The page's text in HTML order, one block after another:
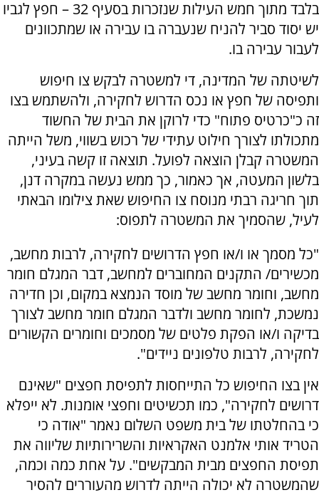
בלבד מתוך חמש העילות שנזכרות בסעיף 32 – חפץ לגביו
יש יסוד סביר להניח שנעברה בו עבירה או שמתכוונים
לעבור עבירה בו.
לשיטתה של המדינה, די למשטרה לבקש צו חיפוש
ותפיסה של חפץ או נכס הדרוש לחקירה, ולהשתמש בצו
זה כ"כרטיס פתוח" כדי לרוקן את הבית של החשוד
מתכולתו לצורך חילוט עתידי של רכוש בשווי, משל הייתה
המשטרה קבלן הוצאה לפועל. תוצאה זו קשה בעיני,
בלשון המעטה, אך כאמור, כך ממש נעשה במקרה דנן,
תוך חריגה רבתי מנוסח צו החיפוש שאת צילומו הבאתי
לעיל, שהסמיך את המשטרה לתפוס:
"כל מסמך או ו/או חפץ הדרושים לחקירה, לרבות מחשב,
מכשירים/ התקנים המחוברים למחשב, דבר המגלם חומר
מחשב, וחומר מחשב של מוסד הנמצא במקום, וכן חדירה
נמשכת, לחומר מחשב ולדבר המגלם חומר מחשב לצורך
בדיקה ו/או הפקת פלטים של מסמכים וחומרים הקשורים
לחקירה, לרבות טלפונים ניידים".
אין בצו החיפוש כל התייחסות לתפיסת חפצים "שאינם
דרושים לחקירה", כמו תכשיטים וחפצי אומנות. לא ייפלא
כי בהחלטתו של בית משפט השלום נאמר "אודה כי
הטריד אותי אלמנט האקראיות והשרירותיות שליווה את
תפיסת החפצים מבית המבקשים". על אחת כמה וכמה,
שהמשטרה לא יכולה הייתה לדרוש מהעוררים להסיר